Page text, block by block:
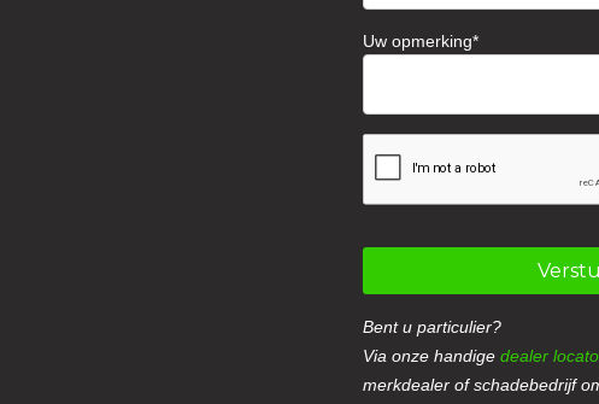
Uw opmerking
Bent u particulier?
Via onze handigedealer
merkdealer of schadebedrijf